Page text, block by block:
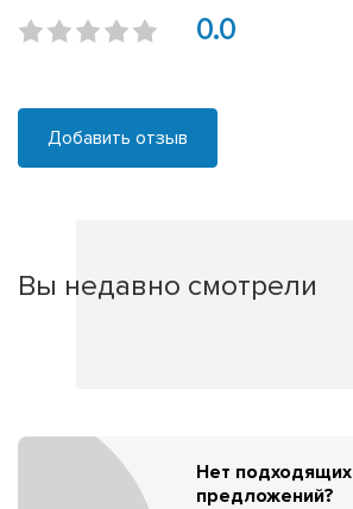
0.0
Добавить отзыв
Вы недавно смотрели
Нет подходящих
предложений?